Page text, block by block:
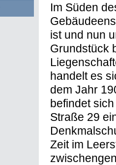
Im Süden
ist und nun
Grundstück
handelt es
dem Jahr
befindet
Straße 29
Zeit im